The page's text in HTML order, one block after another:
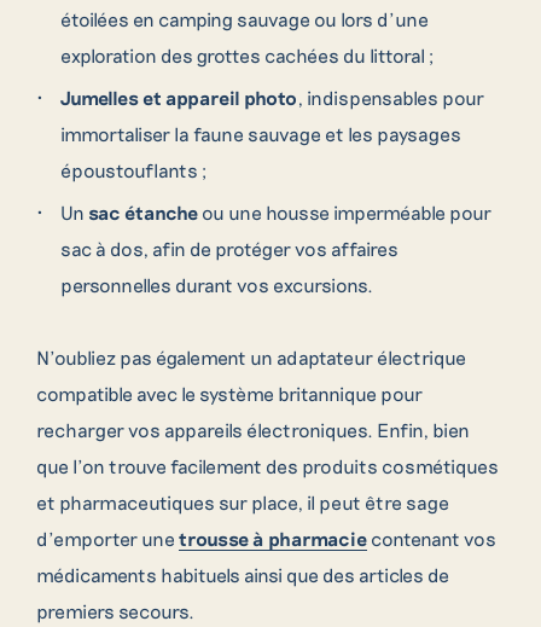
09 70 71 80 00
+353 71 933 6436
étoilées en camping sauvage ou lors d’une
exploration des grottes cachées du littoral ;
Jumelles et appareil photo , indispensables pour
immortaliser la faune sauvage et les paysages
époustouflants ;
Un sac étanche ou une housse imperméable pour
sac à dos, afin de protéger vos affaires
personnelles durant vos excursions.
N’oubliez pas également un adaptateur électrique
compatible avec le système britannique pour
recharger vos appareils électroniques. Enfin, bien
que l’on trouve facilement des produits cosmétiques
et pharmaceutiques sur place, il peut être sage
d’emporter une trousse à pharmacie contenant vos
médicaments habituels ainsi que des articles de
premiers secours.